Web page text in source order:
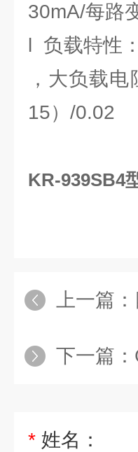
30mA/每
l 负载特性
，大负载
15）/0.02
KR-939SB4
上一篇：
下一篇：
* 姓名：